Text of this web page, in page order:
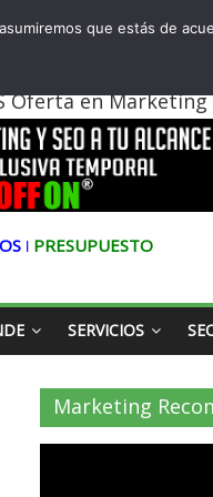
Oferta en
ǀ PRESUPUESTO
SERVICIOS
Marketing
que estás de